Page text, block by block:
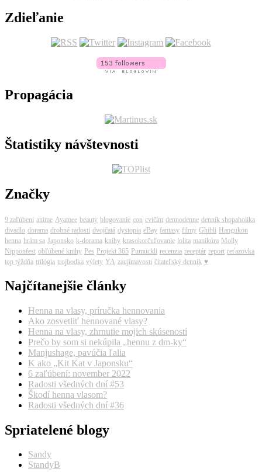
Zdieľanie
Propagácia
Štatistiky návštevnosti
Značky
9 zaľúbení anime Ayamee beauty blogovanie con cvičím dennodenne denník shopaholika
divadlo dorama drobné radosti dvojčatá dystopia eBay fantasy filmy Ghibli Hangukon
henna hrám sa Japonsko k-dorama knihy krasokorčuľovanie lolita manikúra Molly
Nipponfest obľúbené knihy Pes Projekt 365 Pumuckli recenzia receptár report reťazovka
top týždňa trilógia trojbodka výlety YA zaujímavosti čitateľský denník ♥
Najčítanejšie články
Henna na vlasy, príručka hennovania
Ako zosvetliť hennované vlasy?
Henna na vlasy, zhrnutie mojich skúseností
Prečo by som si nekúpila „hennu z dm-ky“
Manjushage, pavúčia ľalia
K ako „Kit Kat v Japonsku“
6 zaľúbení: november 2022
Radosti všedných dní #53
Škodí henna vlasom?
Radosti všedných dní #36
Spriatelené blogy
Sandy
StandyB